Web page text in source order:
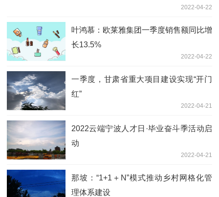
2022-04-22
叶鸿慕：欧莱雅集团一季度销售额同比增
长13.5%
2022-04-22
一季度，甘肃省重大项目建设实现“开门
红”
2022-04-21
2022云端宁波人才日·毕业奋斗季活动启
动
2022-04-21
那坡：“1+1＋N”模式推动乡村网格化管
理体系建设